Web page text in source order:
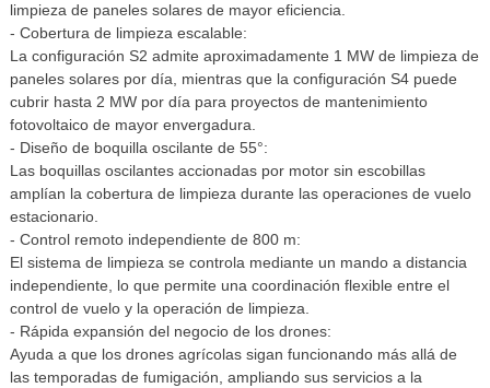
limpieza de paneles solares de mayor eficiencia.
- Cobertura de limpieza escalable:
La configuración S2 admite aproximadamente 1 MW de limpieza de
paneles solares por día, mientras que la configuración S4 puede
cubrir hasta 2 MW por día para proyectos de mantenimiento
fotovoltaico de mayor envergadura.
- Diseño de boquilla oscilante de 55°:
Las boquillas oscilantes accionadas por motor sin escobillas
amplían la cobertura de limpieza durante las operaciones de vuelo
estacionario.
- Control remoto independiente de 800 m:
El sistema de limpieza se controla mediante un mando a distancia
independiente, lo que permite una coordinación flexible entre el
control de vuelo y la operación de limpieza.
- Rápida expansión del negocio de los drones:
Ayuda a que los drones agrícolas sigan funcionando más allá de
las temporadas de fumigación, ampliando sus servicios a la